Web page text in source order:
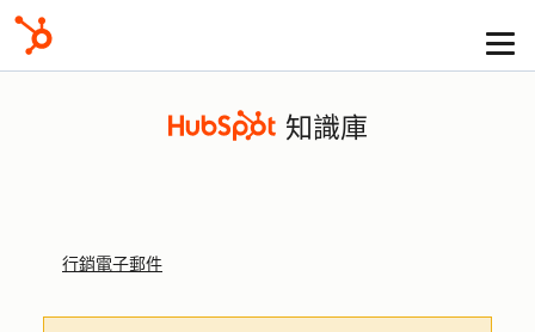
知識庫
行銷電子郵件